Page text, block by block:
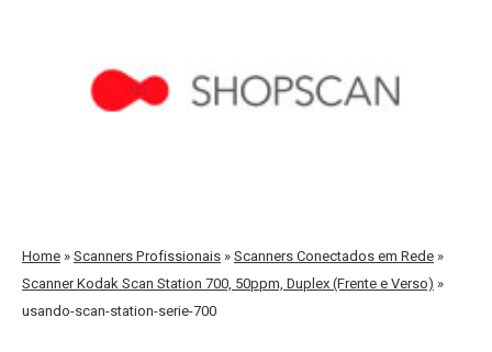
Home »Scanners Profissionais »Scanners Conectados em Rede »
Scanner Kodak Scan Station 700, 50ppm, Duplex (Frente e Verso) »
usando-scan-station-serie-700